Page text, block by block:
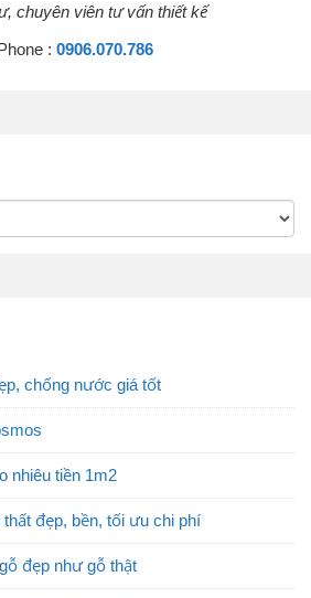
chuyên viên tư vấn thiết kế
: 0906.070.786
chống nước giá tốt
nhiêu tiền 1m2
đẹp, bền, tối ưu chi phí
đẹp như gỗ thật